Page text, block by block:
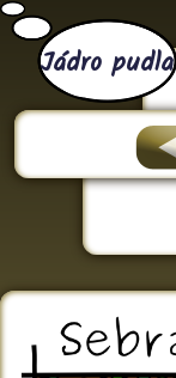
Jádro pudla